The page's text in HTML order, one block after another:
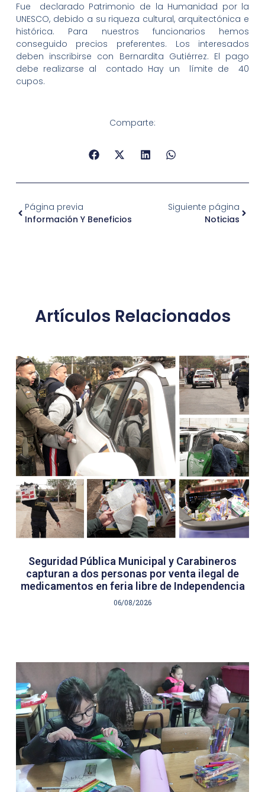
Fue declarado Patrimonio de la Humanidad por la
UNESCO, debido a su riqueza cultural, arquitectónica e
histórica. Para nuestros funcionarios hemos
conseguido precios preferentes. Los interesados
deben inscribirse con Bernardita Gutiérrez. El pago
debe realizarse al contado Hay un límite de 40
cupos.
Comparte:
Página previa
Información Y Beneficios
Siguiente página
Noticias
Artículos Relacionados
Seguridad Pública Municipal y Carabineros
capturan a dos personas por venta ilegal de
medicamentos en feria libre de Independencia
06/08/2026